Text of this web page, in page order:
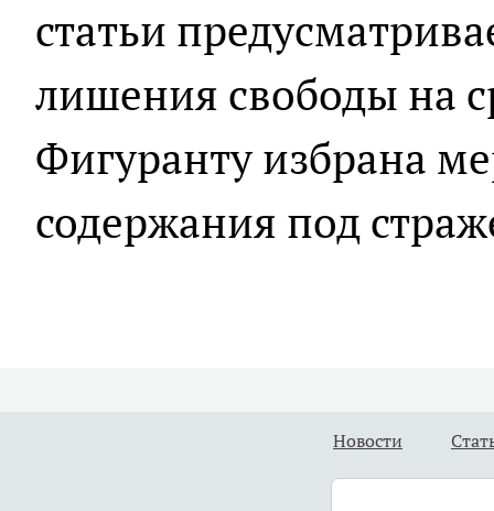
статьи
лишения свободы на
Фигуранту избрана
содержания под
Новости